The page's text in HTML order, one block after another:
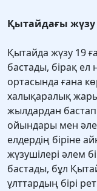
Қытайдағы
Қытайда жүзу 19
бастады, бірақ ел
ортасында ғана
халықаралық
жылдардан
ойындары мен
елдердің біріне
жүзушілері әлем
бастады, бұл
ұлттардың бірі